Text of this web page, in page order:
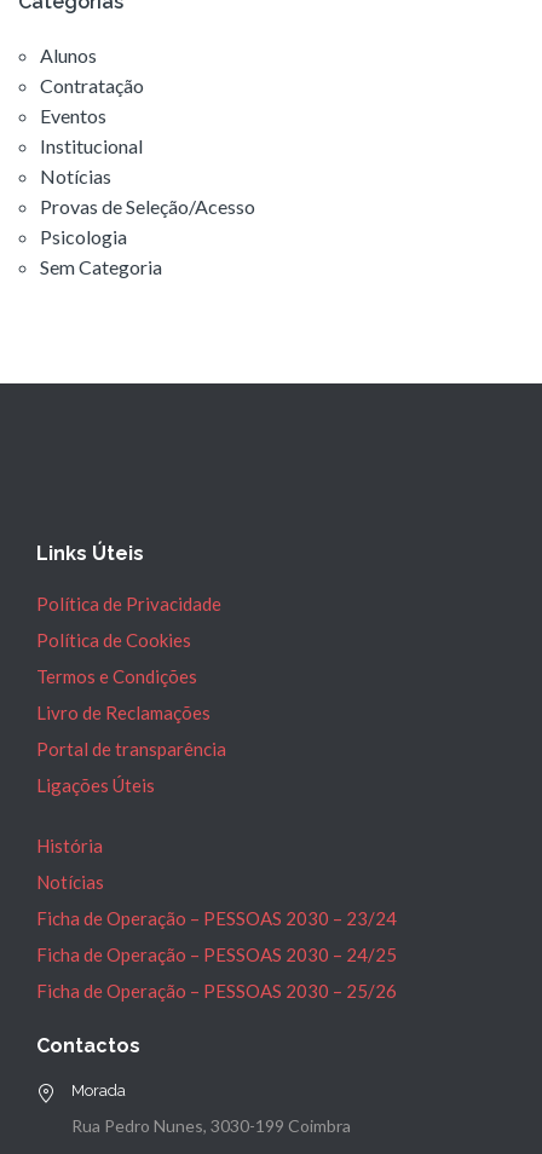
Alunos
Contratação
Eventos
Institucional
Notícias
Provas de Seleção/Acesso
Psicologia
Sem Categoria
Links Úteis
Política de Privacidade
Política de Cookies
Termos e Condições
Livro de Reclamações
Portal de transparência
Ligações Úteis
História
Notícias
Ficha de Operação – PESSOAS 2030 – 23/24
Ficha de Operação – PESSOAS 2030 – 24/25
Ficha de Operação – PESSOAS 2030 – 25/26
Contactos
Morada
Rua Pedro Nunes, 3030-199 Coimbra